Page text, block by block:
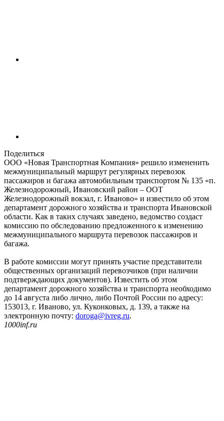
Поделиться
ООО «Новая Транспортная Компания» решило измененить
межмуниципальный маршрут регулярных перевозок
пассажиров и багажа автомобильным транспортом № 135 «п.
Железнодорожный, Ивановский район – ООТ
Железнодорожный вокзал, г. Иваново» и известило об этом
департамент дорожного хозяйства и транспорта Ивановской
области. Как в таких случаях заведено, ведомство создаст
комиссию по обследованию предложенного к изменению
межмуниципального маршрута перевозок пассажиров и
багажа.
В работе комиссии могут принять участие представители
общественных организаций перевозчиков (при наличии
подтверждающих документов). Известить об этом
департамент дорожного хозяйства и транспорта необходимо
до 14 августа либо лично, либо Почтой России по адресу:
153013, г. Иваново, ул. Куконковых, д. 139, а также на
электронную почту: doroga@ivreg.ru.
1000inf.ru